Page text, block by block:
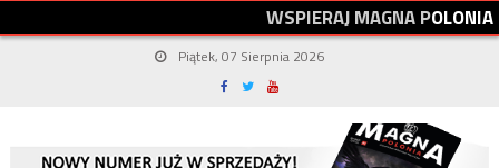
WSPIERAJMAGNAPOLONIA
Piątek, 07 Sierpnia 2026